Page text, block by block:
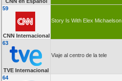
59
CNN Internacional
Story Is With Elex Michaelson
63
TVE Internacional
Viaje al centro de la tele
64